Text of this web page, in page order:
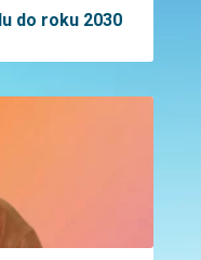
do roku 2030